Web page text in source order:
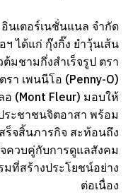
นเตอร์เนชั่นแนล จำกัด
ได้แก่ กุ๊งกิ๊ง ยำวุ้นเส้น
มชามกึ่งสำเร็จรูป ตรา
า เพนนีโอ (Penny-O)
อ (Mont Fleur) มอบให้
ระชาชนจิตอาสา พร้อม
ร็จสิ้นภารกิจ สะท้อนถึง
ควบคู่กับการดูแลสังคม
ที่สร้างประโยชน์อย่าง
ต่อเนื่อง